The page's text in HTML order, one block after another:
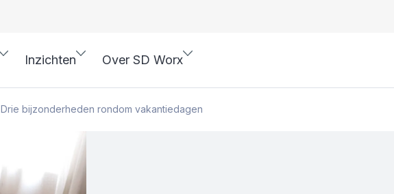
Inzichten Over SD Worx
Drie bijzonderheden rondom vakantiedagen